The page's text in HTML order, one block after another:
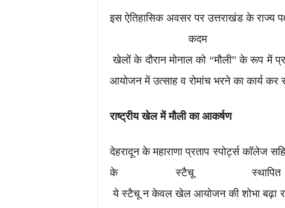
इस ऐतिहासिक अवसर पर उत्तराखंड के राज्य
कदम
खेलों के दौरान मोनाल को “मौली” के रूप में
आयोजन में उत्साह व रोमांच भरने का कार्य कर
राष्ट्रीयखेलमेंमौलीका आकर्षण
देहरादून के महाराणा प्रताप स्पोर्ट्स कॉलेज
के स्टैचू
ये स्टैचू न केवल खेल आयोजन की शोभा बढ़ा